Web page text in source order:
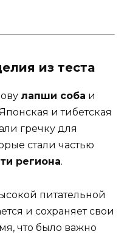
из теста
лапши соба и
и тибетская
гречку для
стали частью
региона.
питательной
и сохраняет свои
что было важно